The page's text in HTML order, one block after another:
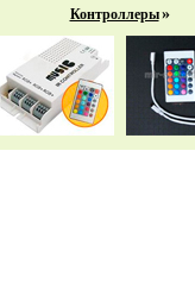
Контроллеры»